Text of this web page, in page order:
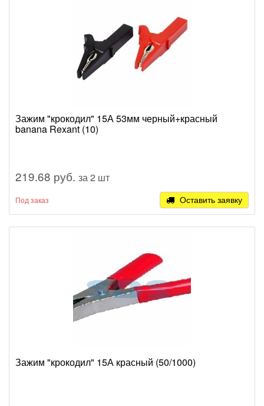
Зажим "крокодил" 15А 53мм черный+красный
banana Rexant (10)
219.68 руб. за 2 шт
Под заказ Оставить заявку
Зажим "крокодил" 15А красный (50/1000)